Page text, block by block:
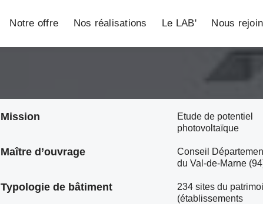
Notre offre Nos réalisations Le LAB' Nous
Mission
Etude de potentiel
photovoltaïque
Maître d’ouvrage
Conseil
du Val-de-Marne
Typologie de bâtiment
234 sites du
(établissements